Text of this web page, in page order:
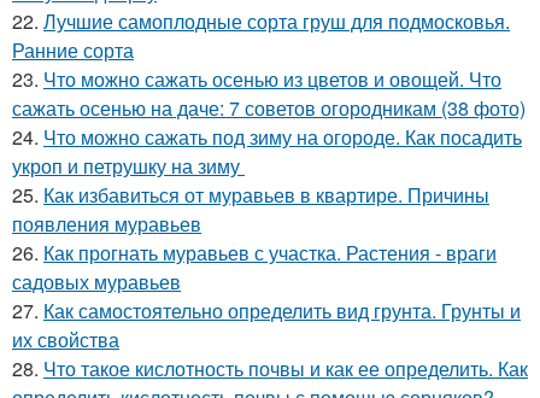
22. Лучшие самоплодные сорта груш для подмосковья.
Ранние сорта
23. Что можно сажать осенью из цветов и овощей. Что
сажать осенью на даче: 7 советов огородникам (38 фото)
24. Что можно сажать под зиму на огороде. Как посадить
укроп и петрушку на зиму
25. Как избавиться от муравьев в квартире. Причины
появления муравьев
26. Как прогнать муравьев с участка. Растения - враги
садовых муравьев
27. Как самостоятельно определить вид грунта. Грунты и
их свойства
28. Что такое кислотность почвы и как ее определить. Как